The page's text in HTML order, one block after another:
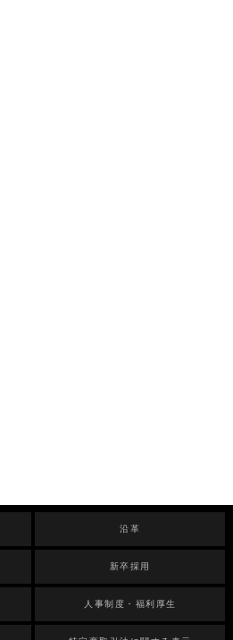
沿革
新卒採用
人事制度・福利厚生